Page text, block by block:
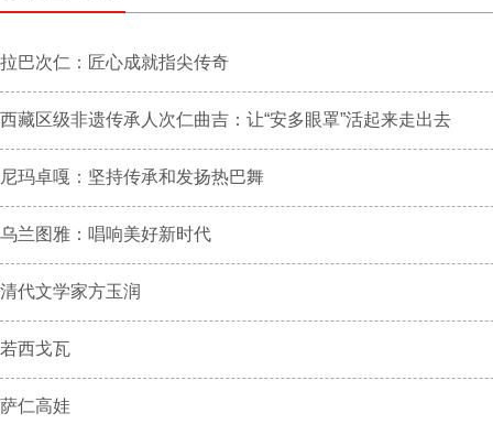
拉巴次仁：匠心成就指尖传奇
西藏区级非遗传承人次仁曲吉：让“安多眼罩”活起来走出去
尼玛卓嘎：坚持传承和发扬热巴舞
乌兰图雅：唱响美好新时代
清代文学家方玉润
若西戈瓦
萨仁高娃